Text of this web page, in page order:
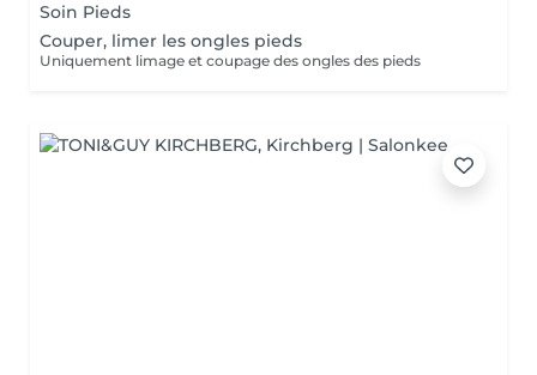
Soin Pieds
Couper, limer les ongles pieds
Uniquement limage et coupage des ongles des pieds